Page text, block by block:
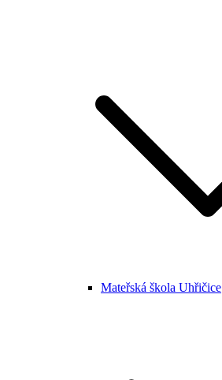
Mateřská škola Uhřičice